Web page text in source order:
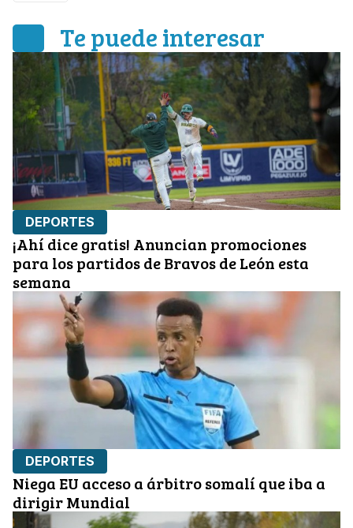
Te puede interesar
DEPORTES
¡Ahí dice gratis! Anuncian promociones
para los partidos de Bravos de León esta
semana
DEPORTES
Niega EU acceso a árbitro somalí que iba a
dirigir Mundial